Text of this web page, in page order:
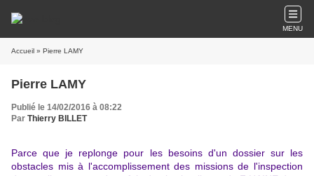
MENU
Accueil » Pierre LAMY
Pierre LAMY
Publié le 14/02/2016 à 08:22
Par Thierry BILLET
Parce que je replonge pour les besoins d'un dossier sur les
obstacles mis à l'accomplissement des missions de l'inspection